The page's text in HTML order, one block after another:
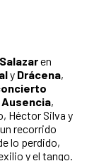
en
y Drácena,
,
Héctor Silva y
recorrido
lo perdido,
y el tango.